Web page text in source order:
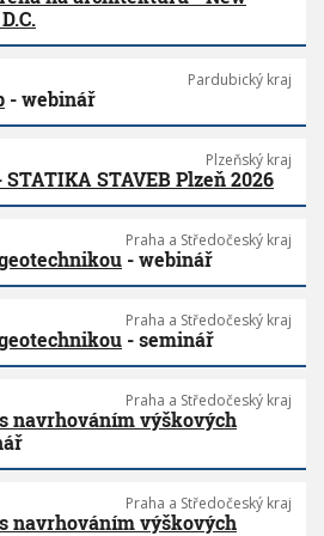
Pardubický kraj
- webinář
Plzeňský kraj
STAVEB Plzeň 2026
Praha a Středočeský kraj
- webinář
Praha a Středočeský kraj
- seminář
Praha a Středočeský kraj
navrhováním výškových
Praha a Středočeský kraj
navrhováním výškových